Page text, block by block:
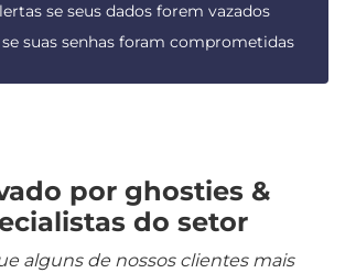
se seus dados forem vazados
suas senhas foram comprometidas
por ghosties &
do setor
alguns de nossos clientes mais